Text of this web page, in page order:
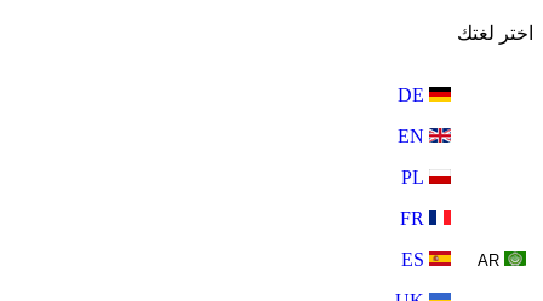
اختر لغتك